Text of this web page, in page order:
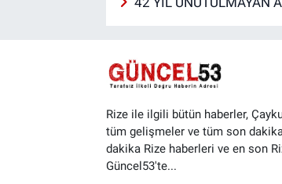
Rize ile ilgili bütün haberler,
tüm gelişmeler ve tüm son
dakika Rize haberleri ve en son
Güncel53'te...